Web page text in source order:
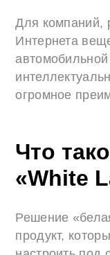
Для компаний,
Интернета
огромное
Что
«White
Решение
продукт,